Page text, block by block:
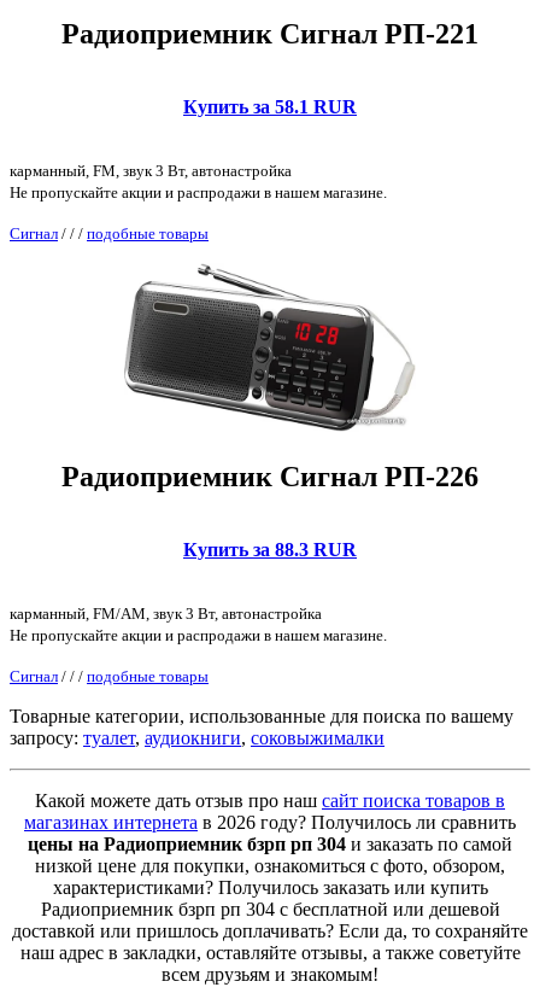
Радиоприемник Сигнал РП-221
Купить за 58.1 RUR
карманный, FM, звук 3 Вт, автонастройка
Не пропускайте акции и распродажи в нашем магазине.
Сигнал / / / подобные товары
Радиоприемник Сигнал РП-226
Купить за 88.3 RUR
карманный, FM/AM, звук 3 Вт, автонастройка
Не пропускайте акции и распродажи в нашем магазине.
Сигнал / / / подобные товары
Товарные категории, использованные для поиска по вашему
запросу: туалет, аудиокниги, соковыжималки
Какой можете дать отзыв про наш сайт поиска товаров в
магазинах интернета в 2026 году? Получилось ли сравнить
цены на Радиоприемник бзрп рп 304 и заказать по самой
низкой цене для покупки, ознакомиться с фото, обзором,
характеристиками? Получилось заказать или купить
Радиоприемник бзрп рп 304 с бесплатной или дешевой
доставкой или пришлось доплачивать? Если да, то сохраняйте
наш адрес в закладки, оставляйте отзывы, а также советуйте
всем друзьям и знакомым!